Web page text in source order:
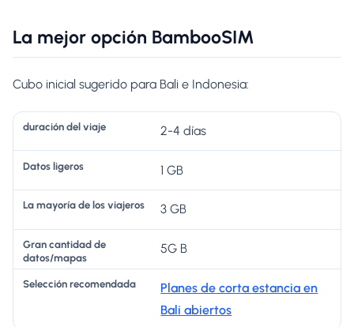
La mejor opción BambooSIM
Cubo inicial sugerido para Bali e Indonesia:
d
u
r
a
D
a
m
a
y
r
ti
2-4 días
1 GB
3 GB
5G B
Planes de corta estancia en
Bali abiertos